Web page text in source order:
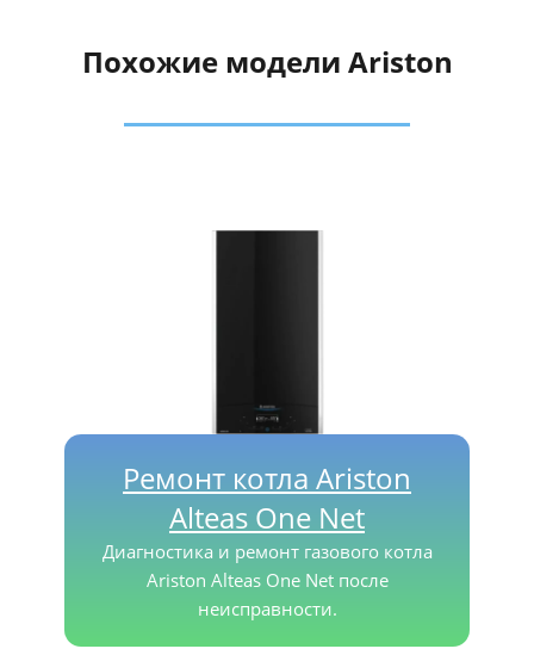
Похожие модели Ariston
Ремонт котла Ariston
Alteas One Net
Диагностика и ремонт газового котла
Ariston Alteas One Net после
неисправности.